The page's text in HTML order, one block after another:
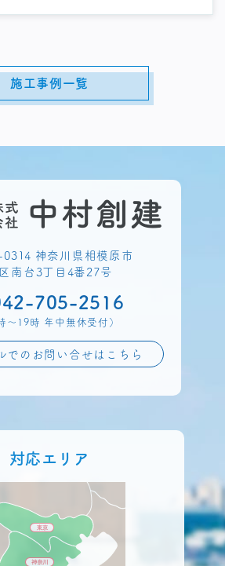
施工事例一覧
0314 神奈川県相模原市
南台3丁目4番27号
705-2516
〜19時 年中無休受付）
でのお問い合せはこちら
対応エリア